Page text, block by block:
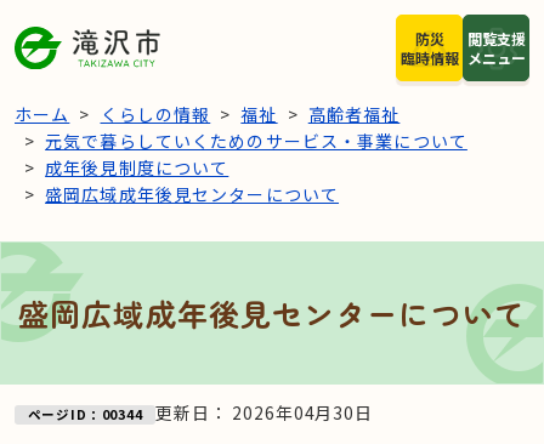
閲覧支援
メニュー
防災
臨時情報
ホーム くらしの情報 福祉
高齢者福祉
元気で暮らしていくためのサービス・事業について
成年後見制度について
盛岡広域成年後見センターについて
盛岡広域成年後見センターについて
ページID：00344 更新日： 2026年04月30日